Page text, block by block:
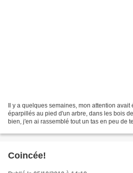
Il y a quelques semaines, mon attention
éparpillés au pied d'un arbre, dans les bois
bien, j'en ai rassemblé tout un tas en peu de
Coincée!